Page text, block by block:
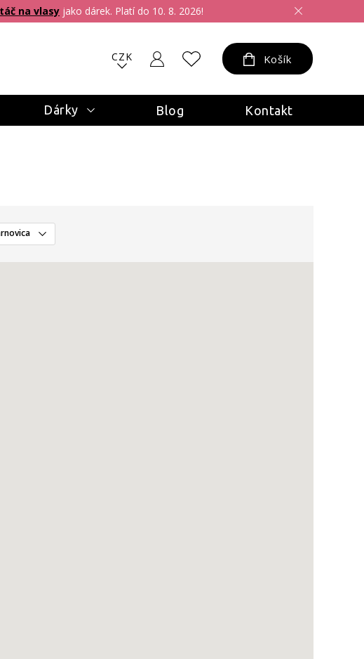
na vlasy jako dárek. Platí do 10. 8. 2026!
CZK Košík
Dárky Blog Kontakt